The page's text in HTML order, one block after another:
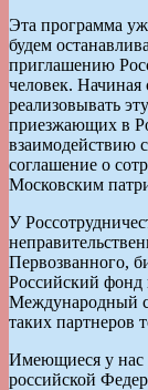
Эта программа
будем
приглашению
человек.
реализовывать
приезжающих в
взаимодействию
соглашение о
Московским
У
Первозванного,
Российский фонд
Международный
таких партнеров
Имеющиеся у нас
российской